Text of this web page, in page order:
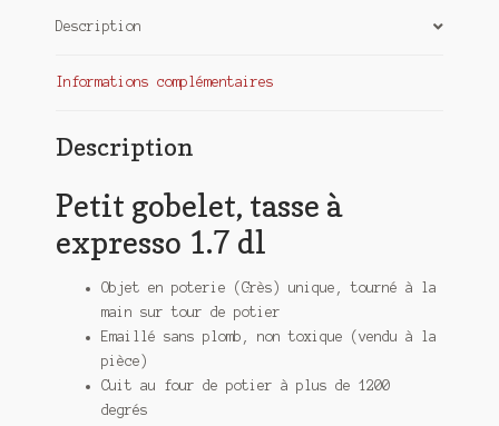
Description
Informations complémentaires
Description
Petit gobelet, tasse à
expresso 1.7 dl
Objet en poterie (Grès) unique, tourné à la
main sur tour de potier
Emaillé sans plomb, non toxique (vendu à la
pièce)
Cuit au four de potier à plus de 1200
degrés